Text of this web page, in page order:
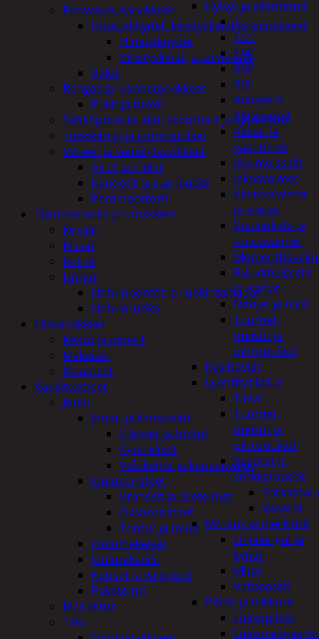
Hylsyt ja vääntimet
1"
1/2"
1/4"
3/4"
3/8
Adapterit
Kärkisarjat
Räikät ja
vääntimet
Iskumeisselit
Jakoavaimet
Kiintoavaimet
ja -sarjat
Kuusiokolo ja
torx-avaimet
Ruuvimeisselit
ja -sarjat
Nitojat ja niitit
Tuurnat,
meistit ja
piirtopuikot
Käsihöylät
Lyöntityökalut
Taltat
Tuurnat,
meistit ja
piirtopuikot
Vasarat ja
sorkkaraudat
Vasarat
Mittaus ja merkintä
Linjalangat ja
kynät
Mitat
Vatupassit
Pihdit ja leikkurit
Lukkopihdit
Perävaunutarvikkeet
Hinausköydet, kiristysliinat ja kiinnikkeet
Hinausköydet
Kiristysliinat ja tarvikkeet
Valot
Rengas ja -vannetarvikkeet
Pukit ja tunkit
Sähköpotkulaudat, skootterit ja ajoneuvot
Tukkikärryt ja juontopulkat
Veneet ja veneilytarvikkeet
Airot ja melat
Kanootit ja sup-laudat
Perämoottorit
Eläintenruoka ja tarvikkeet
Jyrsijät
Kissat
Koirat
Linnut
Linnunpöntöt ja ruokintalaudat
Linnunruoka
Elintarvikkeet
Keksit ja piparit
Makeiset
Mausteet
Kausituotteet
Joulu
Joulu- ja kausivalot
Eläimet ja tontut
Kyntteliköt
Valoketjut ja kuusenvalot
Joulukoristeet
Kranssit ja asetelmat
Oksakoristeet
Tontut ja muut
Joulumakeiset
Joulutekstiilit
Kuuset ja valopuut
Paketointi
Marjastus
Talvi